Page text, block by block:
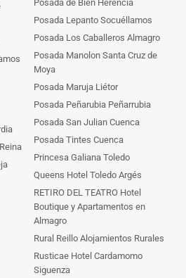
Posada de Bien Herencia
Posada Lepanto Socuéllamos
Posada Los Caballeros Almagro
Posada Manolon Santa Cruz de
Moya
Posada Maruja Liétor
Posada Peñarubia Peñarrubia
Posada San Julian Cuenca
Posada Tintes Cuenca
Princesa Galiana Toledo
Queens Hotel Toledo Argés
RETIRO DEL TEATRO Hotel
Boutique y Apartamentos en
Almagro
Rural Reillo Alojamientos Rurales
Rusticae Hotel Cardamomo
Siguenza